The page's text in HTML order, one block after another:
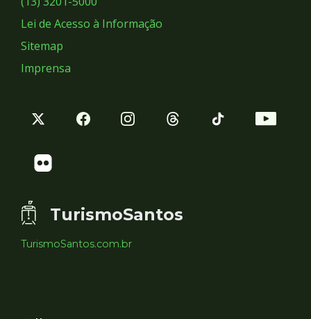
Lei de Acesso à Informação
Sitemap
Imprensa
TurismoSantos
TurismoSantos.com.br